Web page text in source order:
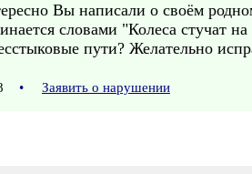
Вы написали о своём
словами "Колеса стучат
пути? Желательно
• Заявить о нарушении